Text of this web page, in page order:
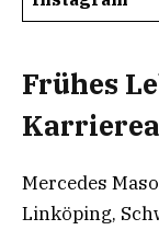
Frühes
Mercedes
Linköping,